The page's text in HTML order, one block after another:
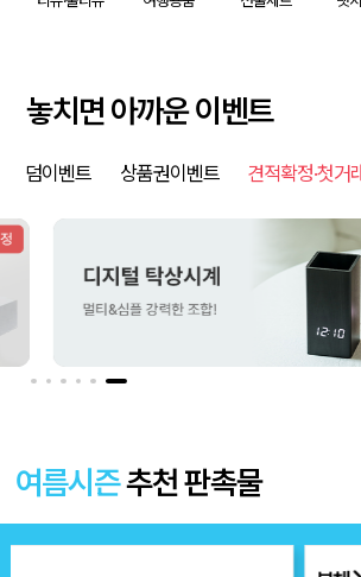
놓치면 아까운 이벤트
덤이벤트 상품권이벤트 견적확정·첫거
여름시즌추천 판촉물